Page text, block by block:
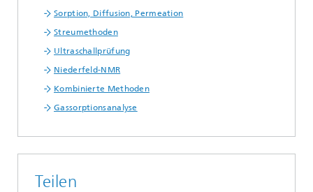
Sorption, Diffusion, Permeation
Streumethoden
Ultraschallprüfung
Niederfeld-NMR
Kombinierte Methoden
Gassorptionsanalyse
Teilen